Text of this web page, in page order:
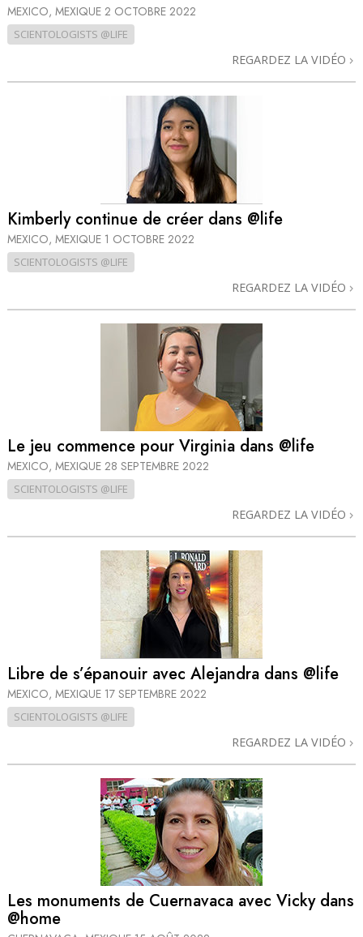
MEXICO, MEXIQUE 2 OCTOBRE 2022
SCIENTOLOGISTS @LIFE
REGARDEZ LA VIDÉO
Kimberly continue de créer dans @life
MEXICO, MEXIQUE 1 OCTOBRE 2022
SCIENTOLOGISTS @LIFE
REGARDEZ LA VIDÉO
Le jeu commence pour Virginia dans @life
MEXICO, MEXIQUE 28 SEPTEMBRE 2022
SCIENTOLOGISTS @LIFE
REGARDEZ LA VIDÉO
Libre de s’épanouir avec Alejandra dans @life
MEXICO, MEXIQUE 17 SEPTEMBRE 2022
SCIENTOLOGISTS @LIFE
REGARDEZ LA VIDÉO
Les monuments de Cuernavaca avec Vicky dans
@home